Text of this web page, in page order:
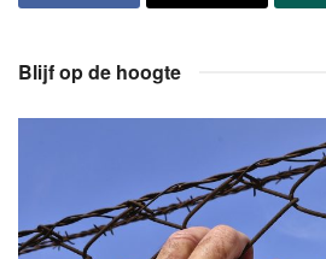
Blijf op de hoogte